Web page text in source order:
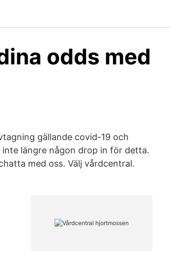
odds med
gällande covid-19 och
längre någon drop in för detta.
med oss. Välj vårdcentral.